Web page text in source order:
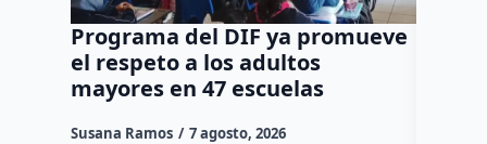
Programa del DIF ya promueve
el respeto a los adultos
mayores en 47 escuelas
Susana Ramos 7 agosto, 2026